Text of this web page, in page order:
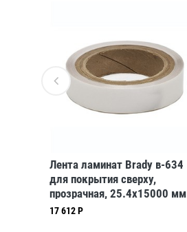
Лента ламинат Brady в-634
для покрытия сверху,
прозрачная, 25.4x15000 мм
17 612 Р